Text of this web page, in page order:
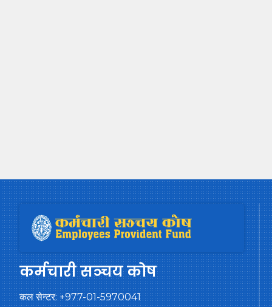
कर्मचारी सञ्चय कोष
कल सेन्टर:+977-01-5970041